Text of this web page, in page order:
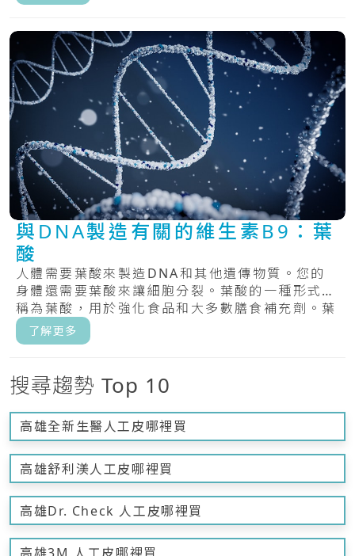
與DNA製造有關的維生素B9：葉
酸
人體需要葉酸來製造DNA和其他遺傳物質。您的
身體還需要葉酸來讓細胞分裂。葉酸的一種形式，
稱為葉酸，用於強化食品和大多數膳食補充劑。葉
酸，.....
了解更多
搜尋趨勢 Top 10
高雄全新生醫人工皮哪裡買
高雄舒利渼人工皮哪裡買
高雄Dr. Check 人工皮哪裡買